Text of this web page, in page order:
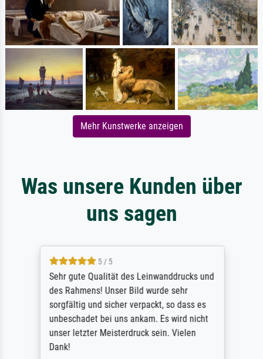
Mehr Kunstwerke anzeigen
Was unsere Kunden über
uns sagen
5 / 5
Sehr gute Qualität des Leinwanddrucks und
des Rahmens! Unser Bild wurde sehr
sorgfältig und sicher verpackt, so dass es
unbeschadet bei uns ankam. Es wird nicht
unser letzter Meisterdruck sein. Vielen
Dank!